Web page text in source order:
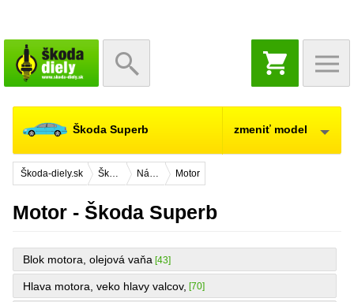
NÁKUPNÝ
KOŠÍK
Škoda Superb zmeniť model
Škoda-diely.sk Škoda Superb Náhradné diely Motor
Motor - Škoda Superb
Blok motora, olejová vaňa [43]
Hlava motora, veko hlavy valcov, [70]